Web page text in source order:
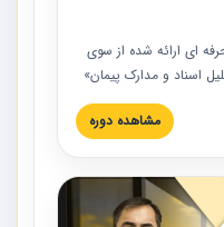
ای ارائه شده از سوی
اسناد و مدارک پیمان»
شد. در این آموزش
اولویت بندی اسناد
خصوص ارائه شده است.
مشاهده دوره